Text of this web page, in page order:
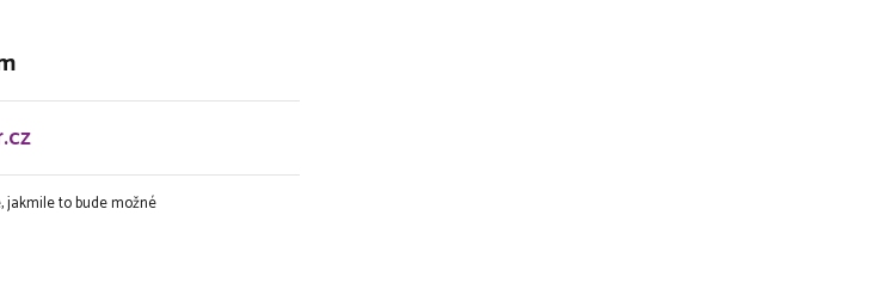
jakmile to bude možné